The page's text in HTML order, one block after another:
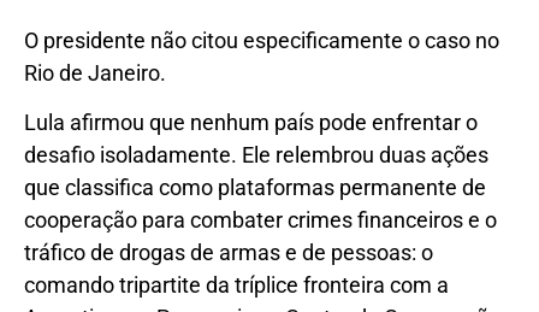
O presidente não citou especificamente o caso no
Rio de Janeiro.
Lula afirmou que nenhum país pode enfrentar o
desafio isoladamente. Ele relembrou duas ações
que classifica como plataformas permanente de
cooperação para combater crimes financeiros e o
tráfico de drogas de armas e de pessoas: o
comando tripartite da tríplice fronteira com a